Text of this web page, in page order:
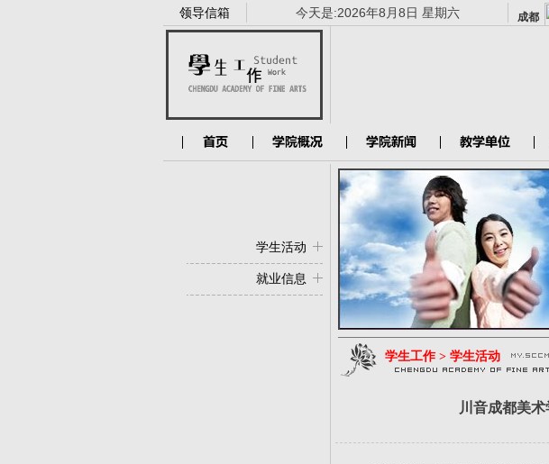
领导信箱 今天是:2026年8月8日 星期六
学生活动
就业信息
学生工作 > 学生活动
川音成都美